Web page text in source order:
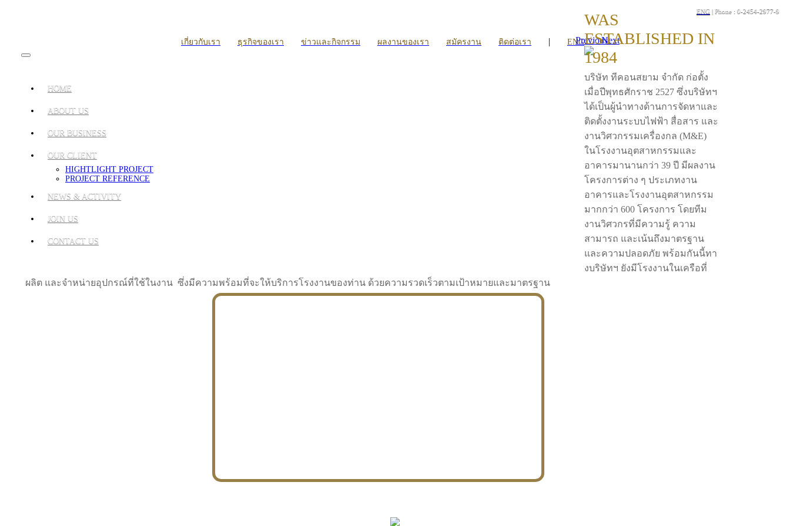
ENG | Phone : 0-2454-2977-9
เกี่ยวกับเรา ธุรกิจของเรา ข่าวและกิจกรรม ผลงานของเรา สมัครงาน ติดต่อเรา | ENG
HOME
ABOUT US
OUR BUSINESS
OUR CLIENT
HIGHTLIGHT PROJECT
PROJECT REFERENCE
NEWS & ACTIVITY
JOIN US
CONTACT US
PreviousNext
WAS
ESTABLISHED IN
1984
บริษัท ทีคอนสยาม จำกัด ก่อตั้ง
เมื่อปีพุทธศักราช 2527 ซึ่งบริษัทฯ
ได้เป็นผู้นำทางด้านการจัดหาและ
ติดตั้งงานระบบไฟฟ้า สื่อสาร และ
งานวิศวกรรมเครื่องกล (M&E)
ในโรงงานอุตสาหกรรมและ
อาคารมานานกว่า 39 ปี มีผลงาน
โครงการต่าง ๆ ประเภทงาน
อาคารและโรงงานอุตสาหกรรม
มากกว่า 600 โครงการ โดยทีม
งานวิศวกรที่มีความรู้ ความ
สามารถ และเน้นถึงมาตรฐาน
และความปลอดภัย พร้อมกันนี้ทา
งบริษัทฯ ยังมีโรงงานในเครือที่
ผลิต และจำหน่ายอุปกรณ์ที่ใช้ในงาน ซึ่งมีความพร้อมที่จะให้บริการโรงงานของท่าน ด้วยความรวดเร็วตามเป้าหมายและมาตรฐาน